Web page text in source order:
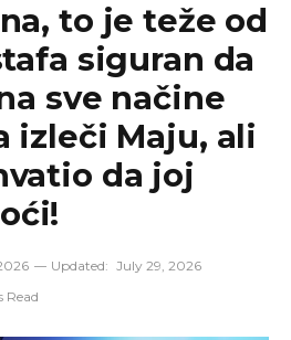
to je teže od
siguran da
sve načine
izleči Maju, ali
da joj
Updated: July 29, 2026
Read